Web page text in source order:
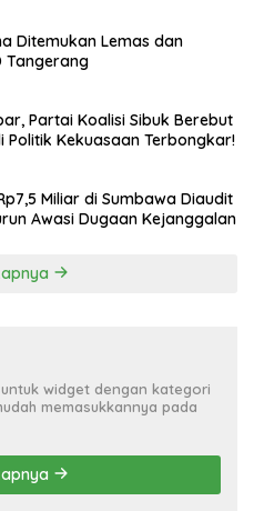
Ditemukan Lemas dan
Tangerang
Partai Koalisi Sibuk Berebut
Politik Kekuasaan Terbongkar!
Miliar di Sumbawa Diaudit
Awasi Dugaan Kejanggalan
widget dengan kategori
memasukkannya pada